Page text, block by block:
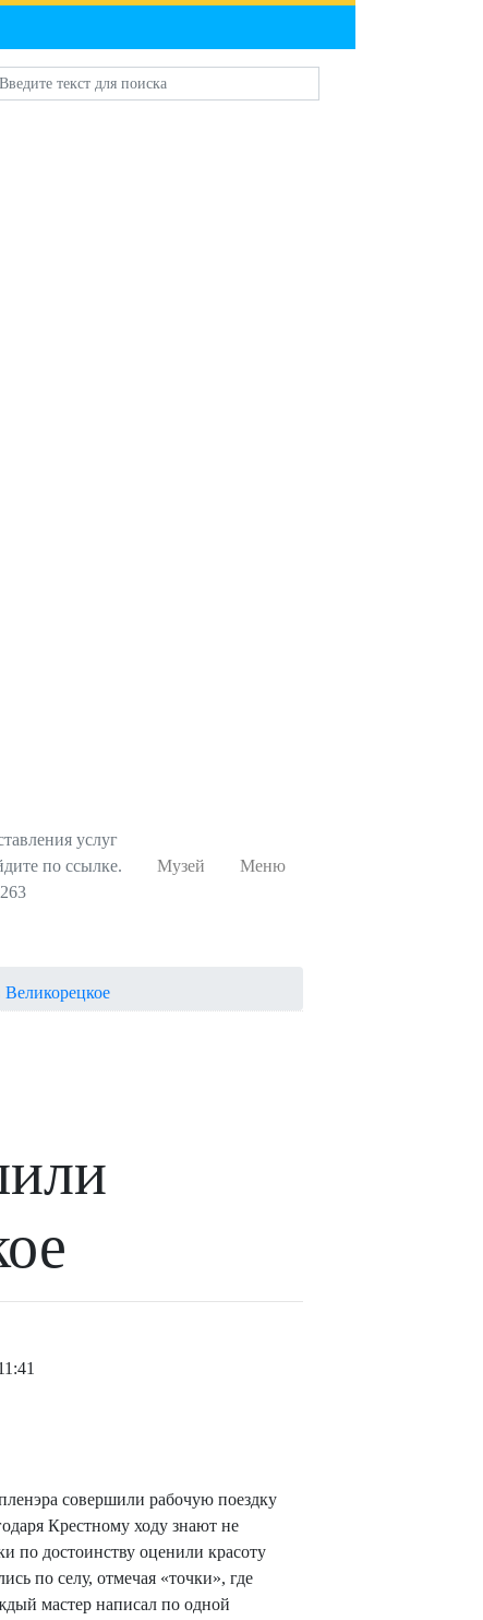
услуг
по ссылке.
Музей Меню
совершили рабочую поездку
Крестному ходу знают не
по достоинству оценили красоту
по селу, отмечая «точки», где
мастер написал по одной